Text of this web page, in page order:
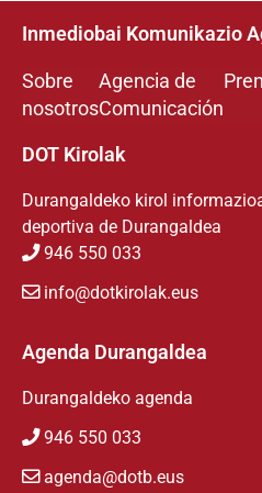
Inmediobai Komunikazio
Sobre
nosotros
Agencia de
Comunicación
DOT Kirolak
Durangaldeko kirol
deportiva de Durangaldea
946 550 033
info@dotkirolak.eus
Agenda Durangaldea
Durangaldeko agenda
946 550 033
agenda@dotb.eus